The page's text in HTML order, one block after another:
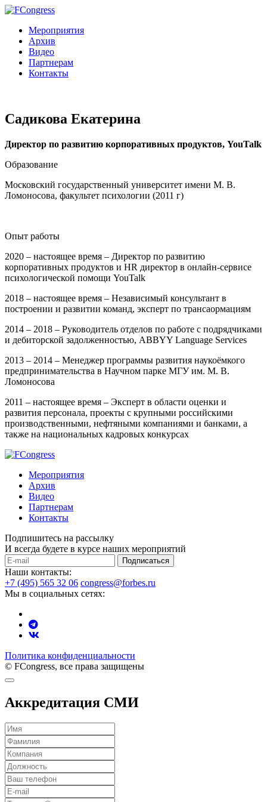
Мероприятия
Архив
Видео
Партнерам
Контакты
Садикова Екатерина
Директор по развитию корпоративных продуктов, YouTalk
Образование
Московский государственный университет имени М. В.
Ломоносова, факультет психологии (2011 г)
Опыт работы
2020 – настоящее время – Директор по развитию
корпоративных продуктов и HR директор в онлайн-сервисе
психологической помощи YouTalk
2018 – настоящее время – Независимый консультант в
построении и развитии команд, эксперт по трансaормациям
2014 – 2018 – Руководитель отделов по работе с подрядчиками
и дебиторской задолженностью, ABBYY Language Services
2013 – 2014 – Менеджер программы развития наукоёмкого
предпринимательства в Научном парке МГУ им. М. В.
Ломоносова
2011 – настоящее время – Эксперт в области оценки и
развития персонала, проекты с крупными российскими
производственными, нефтяными компаниями и банками, а
также на национальных кадровых конкурсах
Мероприятия
Архив
Видео
Партнерам
Контакты
Подпишитесь на рассылку
И всегда будете в курсе наших мероприятий
Подписаться
Наши контакты:
+7 (495) 565 32 06 congress@forbes.ru
Мы в социальных сетях:
Политика конфиденциальности
© FCongress, все права защищены
Аккредитация СМИ